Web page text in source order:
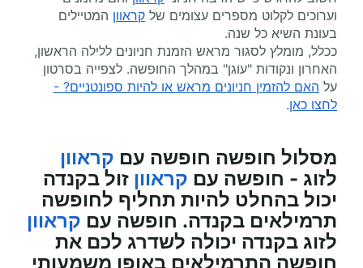
וערוכים לקלוט מספרים עצומים של קראוון המטיילים
בעונת השיא כל שנה.
ככלל, מומלץ לסגור מראש הזמנת חניונים ללילה הראשון,
האחרון ונקודות "עוגן" במהלך החופשה. לצפייה בסרטון
על האם להזמין חניונים מראש או להיות ספונטניים? -
לחצו כאן.
מסלול חופשה חופשה עם קראוון
לזוג - חופשה עם קראוון זול בקנדה
יכול בהחלט להיות תחליף לחופשה
תרמילאים בקנדה. חופשה עם קראוון
לזוג בקנדה יכולה לשדרג לכם את
חופשה התרמילאים באופן משמעותי